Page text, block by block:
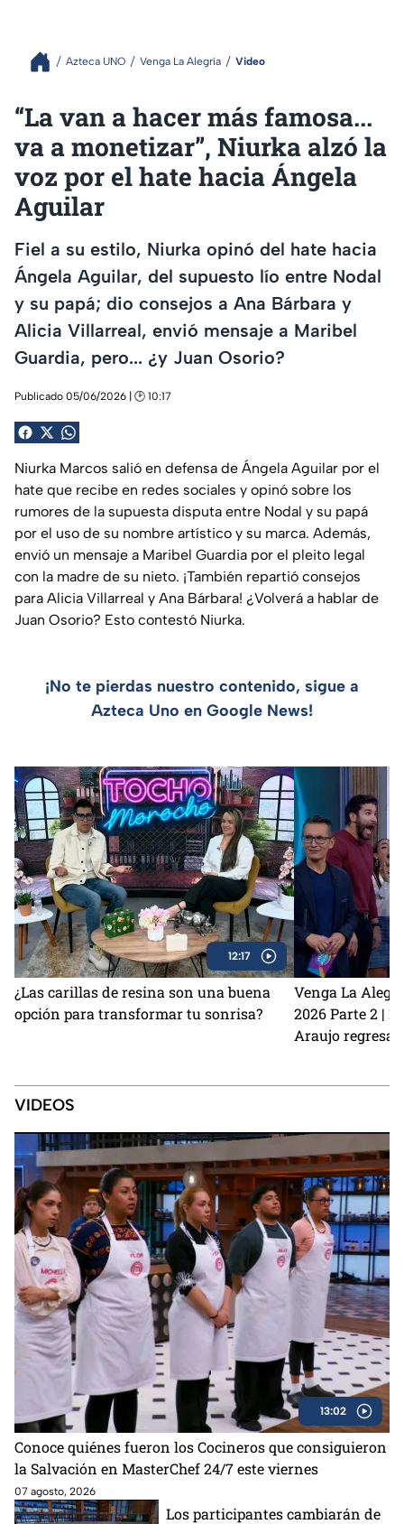
Azteca UNO Venga La Alegría Video
“La van a hacer más famosa...
va a monetizar”, Niurka alzó la
voz por el hate hacia Ángela
Aguilar
Fiel a su estilo, Niurka opinó del hate hacia
Ángela Aguilar, del supuesto lío entre Nodal
y su papá; dio consejos a Ana Bárbara y
Alicia Villarreal, envió mensaje a Maribel
Guardia, pero... ¿y Juan Osorio?
Publicado 05/06/2026 | 🕑 10:17
Niurka Marcos salió en defensa de Ángela Aguilar por el
hate que recibe en redes sociales y opinó sobre los
rumores de la supuesta disputa entre Nodal y su papá
por el uso de su nombre artístico y su marca. Además,
envió un mensaje a Maribel Guardia por el pleito legal
con la madre de su nieto. ¡También repartió consejos
para Alicia Villarreal y Ana Bárbara! ¿Volverá a hablar de
Juan Osorio? Esto contestó Niurka.
¡No te pierdas nuestro contenido, sigue a
Azteca Uno en Google News!
12:17
¿Las carillas de resina son una buena
opción para transformar tu sonrisa?
Venga La
2026 Parte 2 |
Araujo
VIDEOS
13:02
Conoce quiénes fueron los Cocineros que consiguieron
la Salvación en MasterChef 24/7 este viernes
07 agosto, 2026
Los participantes cambiarán de